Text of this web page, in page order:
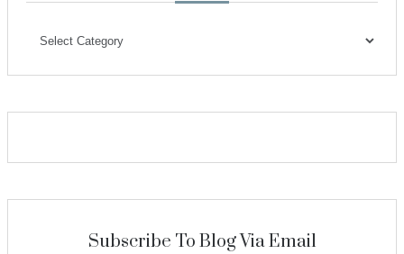
Subscribe To Blog Via Email